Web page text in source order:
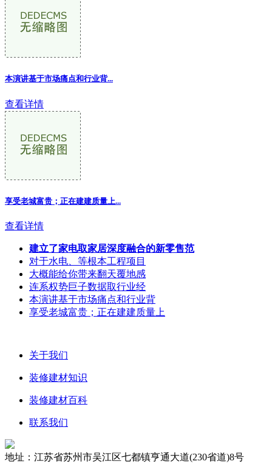
本演讲基于市场痛点和行业背...
查看详情
享受老城富贵；正在建建质量上...
查看详情
建立了家电取家居深度融合的新零售范
对于水电、等根本工程项目
大概能给你带来翻天覆地感
连系权势巨子数据取行业经
本演讲基于市场痛点和行业背
享受老城富贵；正在建建质量上
关于我们
装修建材知识
装修建材百科
联系我们
地址：江苏省苏州市吴江区七都镇亨通大道(230省道)8号